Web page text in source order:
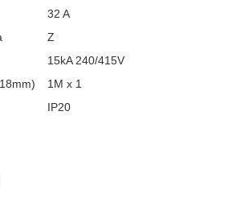
32 A
Z
15kA 240/415V
1M x 1
IP20